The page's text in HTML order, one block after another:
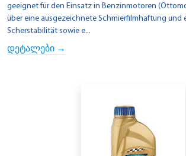
geeignet für den Einsatz in Benzinmotoren
über eine ausgezeichnete Schmierfilmhaftung und
Scherstabilität sowie e...
დეტალები →